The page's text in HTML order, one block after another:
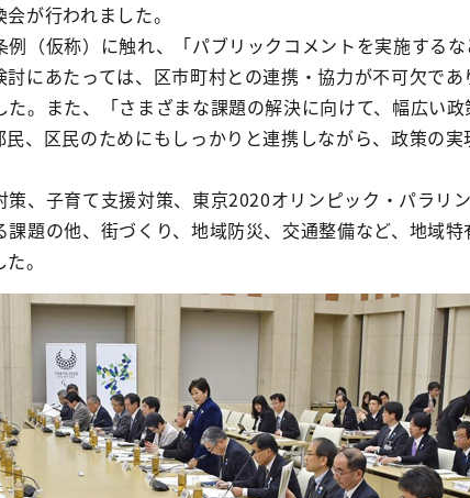
が行われました。
（仮称）に触れ、「パブリックコメントを実施する
にあたっては、区市町村との連携・協力が不可欠であ
。また、「さまざまな課題の解決に向けて、幅広い
、区民のためにもしっかりと連携しながら、政策の実
、子育て支援対策、東京2020オリンピック・パラリ
題の他、街づくり、地域防災、交通整備など、地域
。